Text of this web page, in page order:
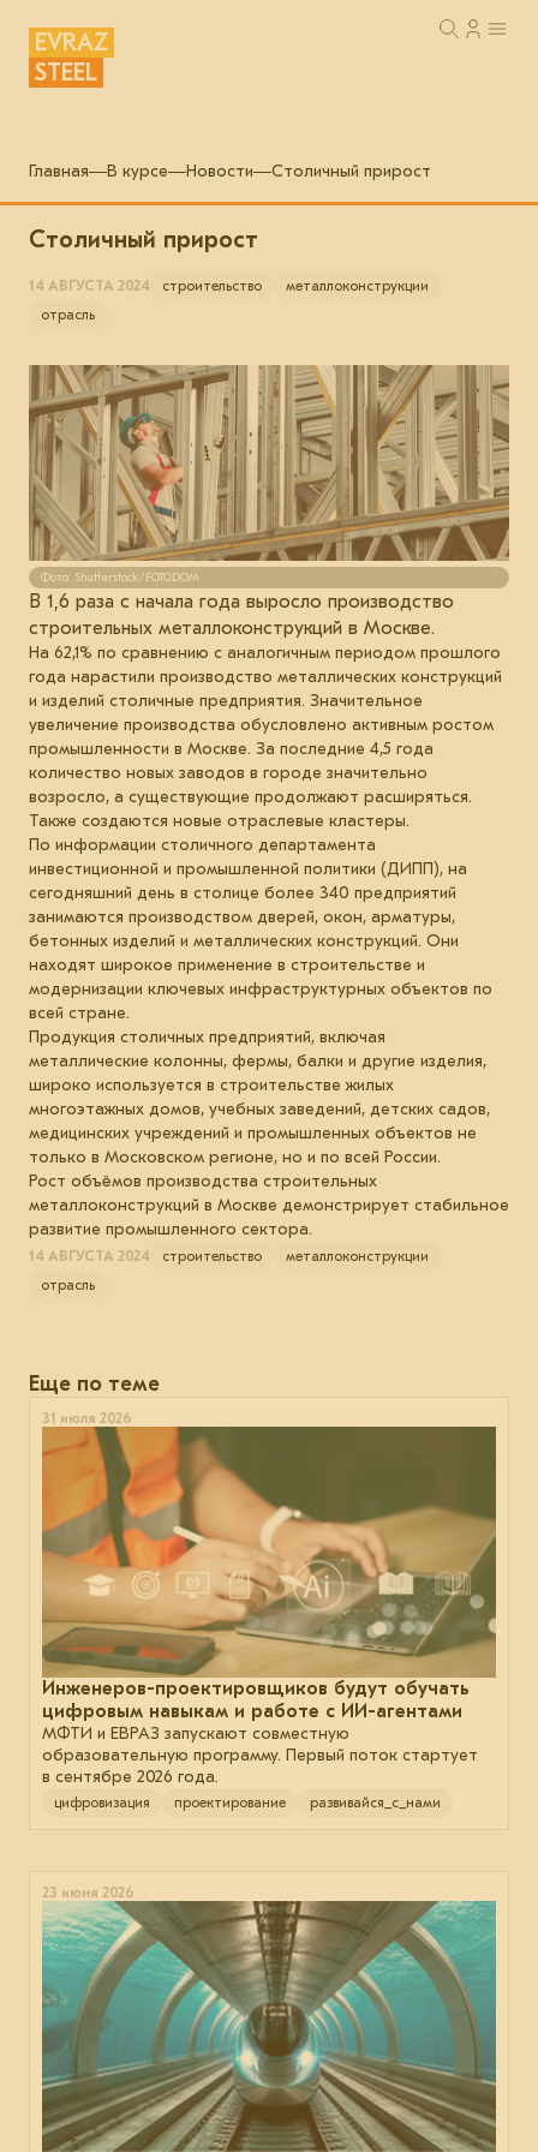
EVRAZ
STEEL
Главная В курсе Новости Столичный прирост
Столичный прирост
14 АВГУСТА 2024 строительство
металлоконструкции
отрасль
Фото: Shutterstock/FOTODOM
В 1,6 раза с начала года выросло производство
строительных металлоконструкций в Москве.
На 62,1% по сравнению с аналогичным периодом прошлого
года нарастили производство металлических конструкций
и изделий столичные предприятия. Значительное
увеличение производства обусловлено активным ростом
промышленности в Москве. За последние 4,5 года
количество новых заводов в городе значительно
возросло, а существующие продолжают расширяться.
Также создаются новые отраслевые кластеры.
По информации столичного департамента
инвестиционной и промышленной политики (ДИПП), на
сегодняшний день в столице более 340 предприятий
занимаются производством дверей, окон, арматуры,
бетонных изделий и металлических конструкций. Они
находят широкое применение в строительстве и
модернизации ключевых инфраструктурных объектов по
всей стране.
Продукция столичных предприятий, включая
металлические колонны, фермы, балки и другие изделия,
широко используется в строительстве жилых
многоэтажных домов, учебных заведений, детских садов,
медицинских учреждений и промышленных объектов не
только в Московском регионе, но и по всей России.
Рост объёмов производства строительных
металлоконструкций в Москве демонстрирует стабильное
развитие промышленного сектора.
14 АВГУСТА 2024 строительство
металлоконструкции
отрасль
Еще по теме
31 июля 2026
Инженеров-проектировщиков будут обучать
цифровым навыкам и работе с ИИ-агентами
МФТИ и ЕВРАЗ запускают совместную
образовательную программу. Первый поток стартует
в сентябре 2026 года.
цифровизация проектирование развивайся_с_нами
23 июня 2026